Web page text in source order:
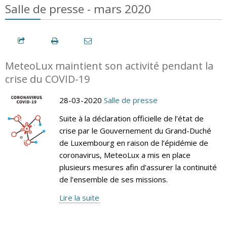
Salle de presse - mars 2020
MeteoLux maintient son activité pendant la
crise du COVID-19
28-03-2020 Salle de presse
Suite à la déclaration officielle de l’état de
crise par le Gouvernement du Grand-Duché
de Luxembourg en raison de l’épidémie de
coronavirus, MeteoLux a mis en place
plusieurs mesures afin d’assurer la continuité
de l’ensemble de ses missions.
Lire la suite